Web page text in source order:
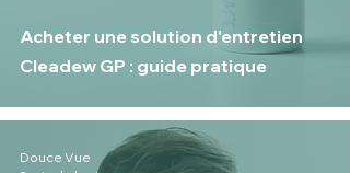
Acheter une solution d'entretien
Cleadew GP : guide pratique
Douce Vue